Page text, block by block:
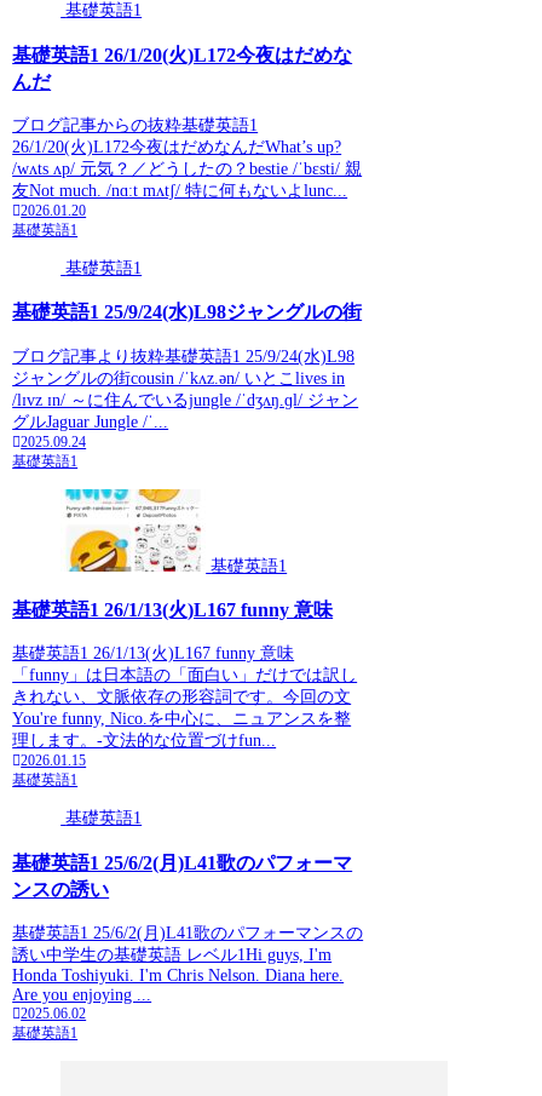
基礎英語1
基礎英語1 26/1/20(火)L172今夜はだめな
んだ
ブログ記事からの抜粋基礎英語1
26/1/20(火)L172今夜はだめなんだWhat’s up?
/wʌts ʌp/ 元気？／どうしたの？bestie /ˈbɛsti/ 親
友Not much. /nɑːt mʌtʃ/ 特に何もないよlunc...
2026.01.20
基礎英語1
基礎英語1
基礎英語1 25/9/24(水)L98ジャングルの街
ブログ記事より抜粋基礎英語1 25/9/24(水)L98
ジャングルの街cousin /ˈkʌz.ən/ いとこlives in
/lɪvz ɪn/ ～に住んでいるjungle /ˈdʒʌŋ.ɡl/ ジャン
グルJaguar Jungle /ˈ...
2025.09.24
基礎英語1
基礎英語1
基礎英語1 26/1/13(火)L167 funny 意味
基礎英語1 26/1/13(火)L167 funny 意味
「funny」は日本語の「面白い」だけでは訳し
きれない、文脈依存の形容詞です。今回の文
You're funny, Nico.を中心に、ニュアンスを整
理します。-文法的な位置づけfun...
2026.01.15
基礎英語1
基礎英語1
基礎英語1 25/6/2(月)L41歌のパフォーマ
ンスの誘い
基礎英語1 25/6/2(月)L41歌のパフォーマンスの
誘い中学生の基礎英語 レベル1Hi guys, I'm
Honda Toshiyuki. I'm Chris Nelson. Diana here.
Are you enjoying ...
2025.06.02
基礎英語1